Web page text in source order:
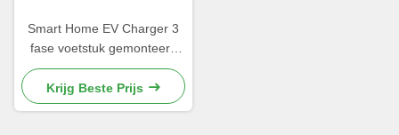
Smart Home EV Charger 3
fase voetstuk gemonteerd
Makkelijk te installeren EV-
oplaadpunten voor thuis
Krijg Beste Prijs